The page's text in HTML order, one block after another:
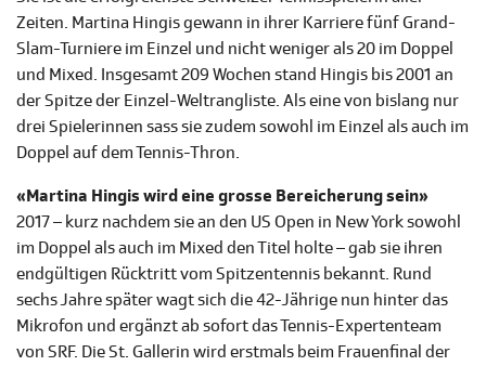
Zeiten. Martina Hingis gewann in ihrer Karriere fünf Grand-
Slam-Turniere im Einzel und nicht weniger als 20 im Doppel
und Mixed. Insgesamt 209 Wochen stand Hingis bis 2001 an
der Spitze der Einzel-Weltrangliste. Als eine von bislang nur
drei Spielerinnen sass sie zudem sowohl im Einzel als auch im
Doppel auf dem Tennis-Thron.
«Martina Hingis wird eine grosse Bereicherung sein»
2017 – kurz nachdem sie an den US Open in New York sowohl
im Doppel als auch im Mixed den Titel holte – gab sie ihren
endgültigen Rücktritt vom Spitzentennis bekannt. Rund
sechs Jahre später wagt sich die 42-Jährige nun hinter das
Mikrofon und ergänzt ab sofort das Tennis-Expertenteam
von SRF. Die St. Gallerin wird erstmals beim Frauenfinal der